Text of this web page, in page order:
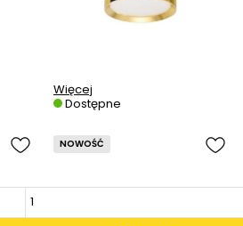
Więcej
Dostępne
NOWOŚĆ